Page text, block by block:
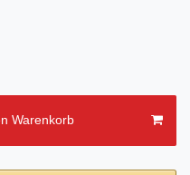
Warenkorb